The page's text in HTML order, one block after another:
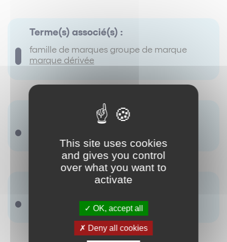
Terme(s) associé(s) :
famille de marques groupe de marque
marque dérivée
Il ny a pas de terme renseigné.
This site uses cookies
and gives you control
over what you want to
activate
OK, accept all
Deny all cookies